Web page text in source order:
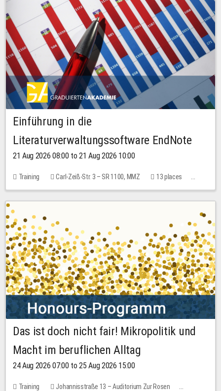
Einführung in die
Literaturverwaltungssoftware EndNote
21 Aug 2026 08:00 to 21 Aug 2026 10:00
Training Carl-Zeiß-Str. 3 – SR 1100, MMZ
13 places
10.00 EUR
Das ist doch nicht fair! Mikropolitik und
Macht im beruflichen Alltag
24 Aug 2026 07:00 to 25 Aug 2026 15:00
Training
Johannisstraße 13 – Auditorium Zur Rosen